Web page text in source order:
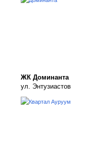
ЖК Доминанта
ул. Энтузиастов